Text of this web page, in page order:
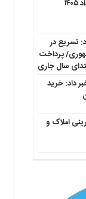
تسریع در
پرداخت
داد: خرید
املاک و